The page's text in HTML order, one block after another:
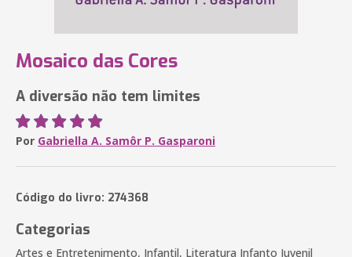
Mosaico das Cores
A diversão não tem limites
Por Gabriella A. Samôr P. Gasparoni
Código do livro: 274368
Categorias
Artes e Entretenimento, Infantil, Literatura Infanto Juvenil